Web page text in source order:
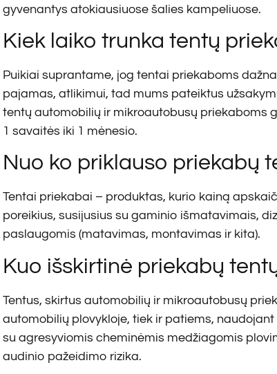
gyvenantys atokiausiuose šalies kampeliuose.
Kiek laiko trunka tentų
Puikiai suprantame, jog tentai priekaboms
pajamas, atlikimui, tad mums pateiktus
tentų automobilių ir mikroautobusų priekaboms
1 savaitės iki 1 mėnesio.
Nuo ko priklauso priekabų
Tentai priekabai – produktas, kurio kainą
poreikius, susijusius su gaminio išmatavimais,
paslaugomis (matavimas, montavimas ir kita).
Kuo išskirtinė priekabų
Tentus, skirtus automobilių ir mikroautobusų
automobilių plovykloje, tiek ir patiems,
su agresyviomis cheminėmis medžiagomis
audinio pažeidimo rizika.